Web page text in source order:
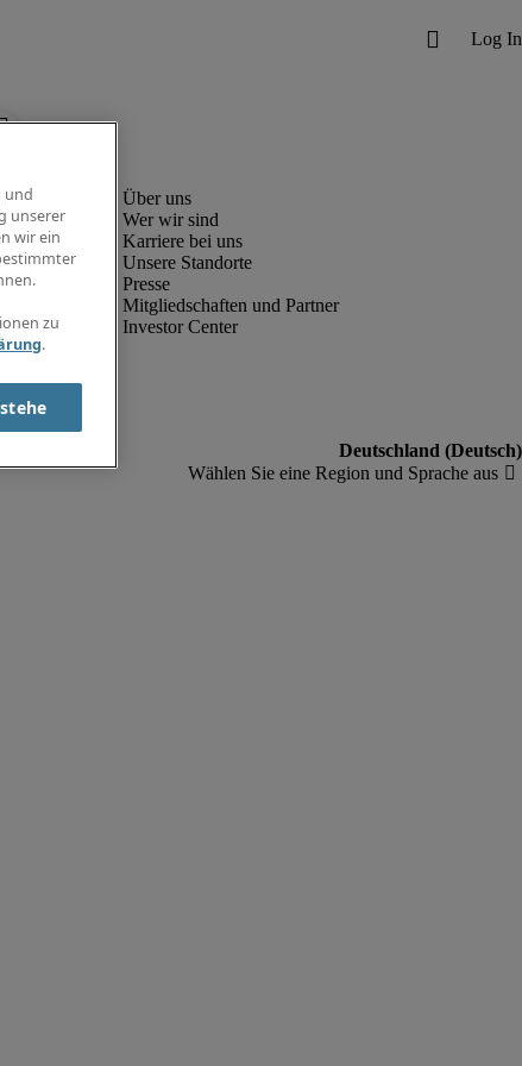
Wer wir sind
Karriere bei uns
Unsere Standorte
Presse
Mitgliedschaften und Partner
Investor Center
und
unserer
wir ein
zu
.